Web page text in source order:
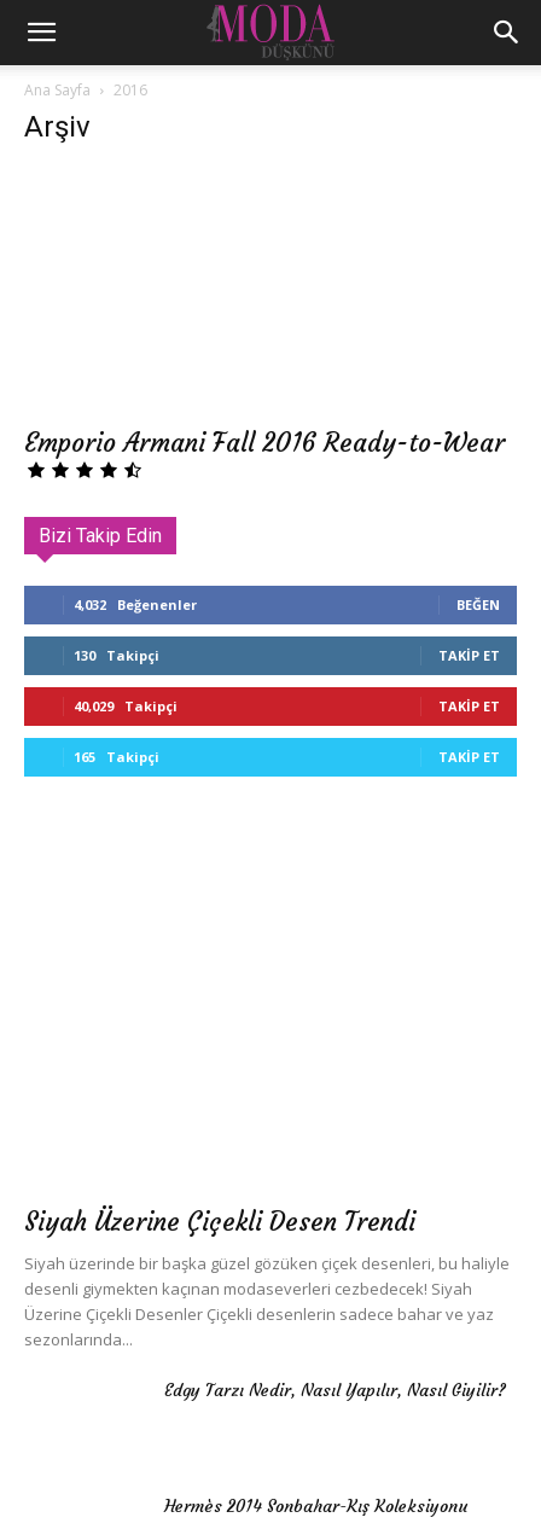
Ana Sayfa 2016
Arşiv
Emporio Armani Fall 2016 Ready-to-Wear
Bizi Takip Edin
4,032 Beğenenler BEĞEN
130 Takipçi TAKIP ET
40,029 Takipçi TAKIP ET
165 Takipçi TAKIP ET
Siyah Üzerine Çiçekli Desen Trendi
Siyah üzerinde bir başka güzel gözüken çiçek desenleri, bu haliyle
desenli giymekten kaçınan modaseverleri cezbedecek! Siyah
Üzerine Çiçekli Desenler Çiçekli desenlerin sadece bahar ve yaz
sezonlarında...
Edgy Tarzı Nedir, Nasıl Yapılır, Nasıl Giyilir?
Hermès 2014 Sonbahar-Kış Koleksiyonu